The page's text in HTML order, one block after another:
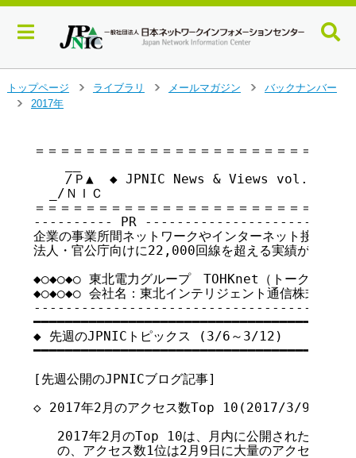
トップページ
ライブラリ
メールマガジン
バックナンバー
2017年
＝＝＝＝＝＝＝＝＝＝＝＝＝＝＝＝＝＝＝＝＝＝＝＝
/Ｐ▲  ◆ JPNIC News & Views vol.1479【
  _/ＮＩＣ
＝＝＝＝＝＝＝＝＝＝＝＝＝＝＝＝＝＝＝＝＝＝＝＝
---------- PR
企業の事業所間ネットワークやインターネット接続なら
法人・官公庁向けに22,000回線を超える実績があるサ
◆○◆○◆○ 東北電力グループ　TOHKnet（トークネット
◆○◆○◆○ 会社名：東北インテリジェント通信株式会社
━━━━━━━━━━━━━━━━━━━━━━━━━━━━━━━━━━━
◆ 先週のJPNICトピックス (3/6～3/12)
━━━━━━━━━━━━━━━━━━━━━━━━━━━━━━━━━━━
[先週公開のJPNICブログ記事]
◇ 2017年2月のアクセス数Top 10(2017/3/9)
2017年2月のTop 10は、月内に公開された記事が
の、アクセス数1位は2月9日に大量のアクセスを集